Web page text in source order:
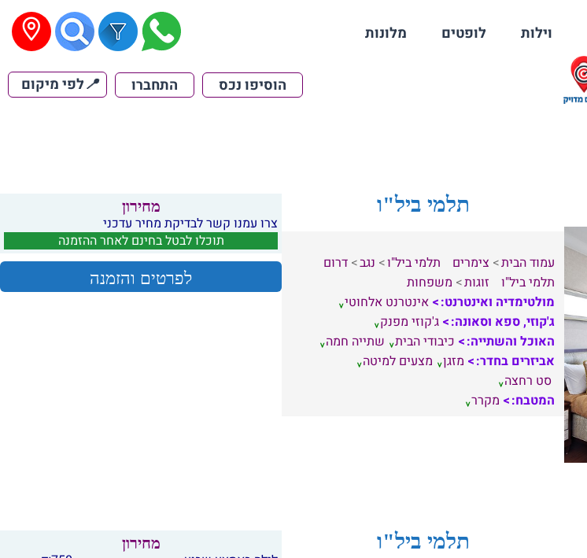
וילות לופטים מלונות
הוסיפו נכס התחברו 📍לפי מיקום
תלמי ביל"ו
עמוד הבית צימרים תלמי ביל"ו נגב
דרום
תלמי ביל"ו
זוגות
משפחות
מולטימדיה ואינטרנט:
אינטרנט אלחוטי
ג'קוזי, ספא וסאונה:
ג'קוזי מפנק
האוכל והשתייה:
כיבודי הבית שתייה חמה
אביזרים בחדר:
מזגן מצעים למיטה
סט רחצה
המטבח:
מקרר
מחירון
צרו עמנו קשר לבדיקת מחיר עדכני
תוכלו לבטל בחינם לאחר ההזמנה
לפרטים והזמנה
תלמי ביל"ו מחירון